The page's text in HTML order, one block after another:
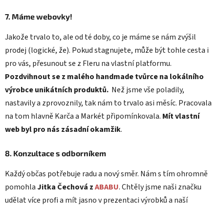
7. Máme webovky!
Jakože trvalo to, ale od té doby, co je máme se nám zvýšil
prodej (logické, že). Pokud stagnujete, může být tohle cesta i
pro vás, přesunout se z Fleru na vlastní platformu.
Pozdvihnout se z malého handmade tvůrce na lokálního
výrobce unikátních produktů. Než jsme vše poladily,
nastavily a zprovoznily, tak nám to trvalo asi měsíc. Pracovala
na tom hlavně Karča a Markét připomínkovala. Mít vlastní
web byl pro nás zásadní okamžik.
8. Konzultace s odborníkem
Každý občas potřebuje radu a nový směr. Nám s tím ohromně
pomohla Jitka Čechová zABABU. Chtěly jsme naši značku
udělat více profi a mít jasno v prezentaci výrobků a naší